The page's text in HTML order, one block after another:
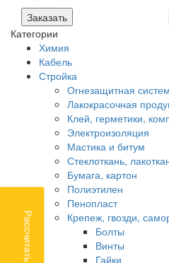
Заказать
Категории
Химия
Кабель
Стройка
Огнезащитная
Лакокрасочная
Клей, герметики,
Электроизоляция
Мастика и битум
Стеклоткань,
Бумага, картон
Полиэтилен
Пенопласт
Крепеж, гвозди,
Болты
Винты
Гайки